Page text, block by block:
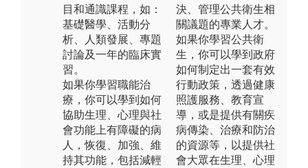
目和通識課程，如：
基礎醫學、活動分
析、人類發展、專題
討論及一年的臨床實
習。
如果你學習職能治
療，你可以學到如何
協助生理、心理與社
會功能上有障礙的病
人，恢復、加強、維
持其功能，包括減輕
決、管理公共衛生相
關議題的專業人才。
如果你學習公共衛
生，你可以學到政府
如何制定出一套有效
行動政策，透過健康
照護服務、教育宣
導，或是提供有關疾
病傳染、治療和防治
的資源等，以提供社
會大眾在生理、心理